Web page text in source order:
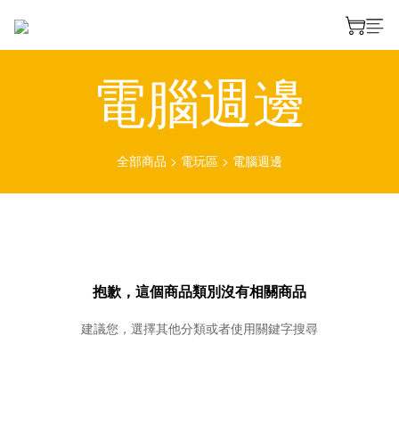
電腦週邊
全部商品 > 電玩區 > 電腦週邊
抱歉，這個商品類別沒有相關商品
建議您，選擇其他分類或者使用關鍵字搜尋